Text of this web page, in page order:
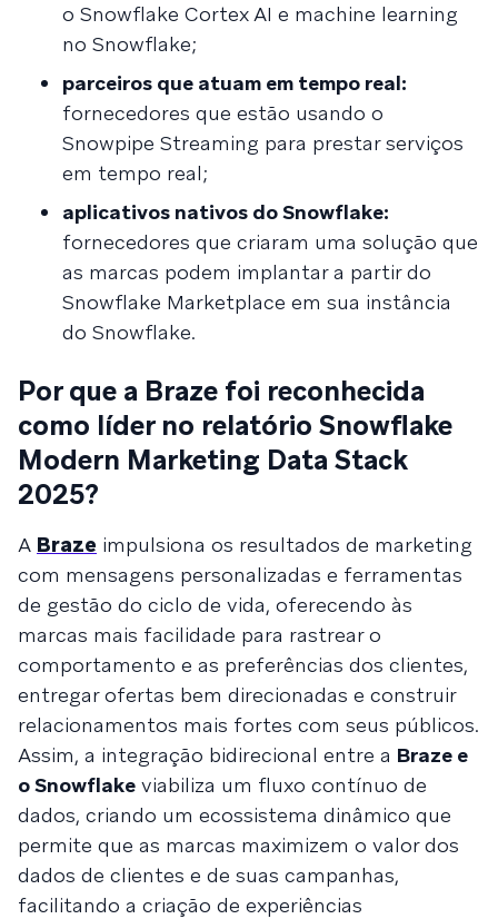
o Snowflake Cortex AI e machine learning
no Snowflake;
parceiros que atuam em tempo real:
fornecedores que estão usando o
Snowpipe Streaming para prestar serviços
em tempo real;
aplicativos nativos do Snowflake:
fornecedores que criaram uma solução que
as marcas podem implantar a partir do
Snowflake Marketplace em sua instância
do Snowflake.
Por que a Braze foi reconhecida
como líder no relatório Snowflake
Modern Marketing Data Stack
2025?
A Braze impulsiona os resultados de marketing
com mensagens personalizadas e ferramentas
de gestão do ciclo de vida, oferecendo às
marcas mais facilidade para rastrear o
comportamento e as preferências dos clientes,
entregar ofertas bem direcionadas e construir
relacionamentos mais fortes com seus públicos.
Assim, a integração bidirecional entre a Braze e
o Snowflake viabiliza um fluxo contínuo de
dados, criando um ecossistema dinâmico que
permite que as marcas maximizem o valor dos
dados de clientes e de suas campanhas,
facilitando a criação de experiências